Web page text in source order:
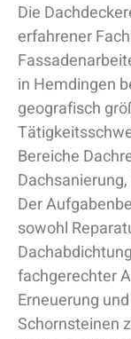
Die
erfahrener
in Hemdingen
geografisch
Bereiche
Der
sowohl
fachgerechter
Erneuerung
Schornsteinen